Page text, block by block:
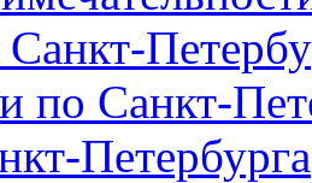
по Санкт-
Петербурга